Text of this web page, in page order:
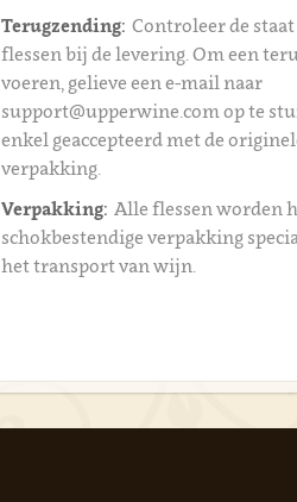
Terugzending: Controleer de
flessen bij de levering. Om een
voeren, gelieve een e-mail naar
support@upperwine.com op te
enkel geaccepteerd met de
verpakking.
Verpakking: Alle flessen worden
schokbestendige verpakking
het transport van wijn.